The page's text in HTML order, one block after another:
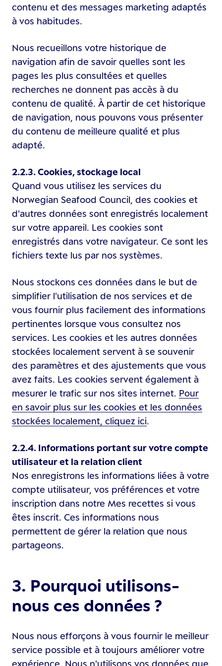
contenu et des messages marketing adaptés
à vos habitudes.
Nous recueillons votre historique de
navigation afin de savoir quelles sont les
pages les plus consultées et quelles
recherches ne donnent pas accès à du
contenu de qualité. À partir de cet historique
de navigation, nous pouvons vous présenter
du contenu de meilleure qualité et plus
adapté.
2.2.3. Cookies, stockage local
Quand vous utilisez les services du
Norwegian Seafood Council, des cookies et
d'autres données sont enregistrés localement
sur votre appareil. Les cookies sont
enregistrés dans votre navigateur. Ce sont les
fichiers texte lus par nos systèmes.
Nous stockons ces données dans le but de
simplifier l'utilisation de nos services et de
vous fournir plus facilement des informations
pertinentes lorsque vous consultez nos
services. Les cookies et les autres données
stockées localement servent à se souvenir
des paramètres et des ajustements que vous
avez faits. Les cookies servent également à
mesurer le trafic sur nos sites internet. Pour
en savoir plus sur les cookies et les données
stockées localement, cliquez ici.
2.2.4. Informations portant sur votre compte
utilisateur et la relation client
Nos enregistrons les informations liées à votre
compte utilisateur, vos préférences et votre
inscription dans notre Mes recettes si vous
êtes inscrit. Ces informations nous
permettent de gérer la relation que nous
partageons.
3. Pourquoi utilisons-
nous ces données ?
Nous nous efforçons à vous fournir le meilleur
service possible et à toujours améliorer votre
expérience. Nous n'utilisons vos données que